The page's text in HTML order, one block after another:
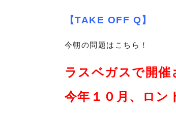
【TAKE OFF Q】
今朝の問題はこちら！
ラスベガスで開催
今年１０月、ロン